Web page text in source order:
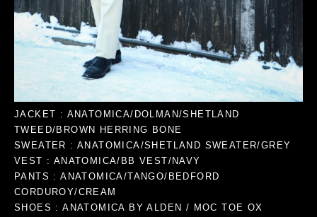
JACKET : ANATOMICA/DOLMAN/SHETLAND
TWEED/BROWN HERRING BONE
SWEATER : ANATOMICA/SHETLAND SWEATER/GREY
VEST : ANATOMICA/BB VEST/NAVY
PANTS : ANATOMICA/TANGO/BEDFORD
CORDUROY/CREAM
SHOES : ANATOMICA BY ALDEN / MOC TOE OX